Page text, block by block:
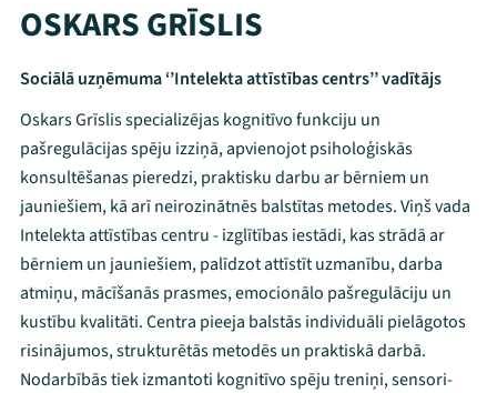
OSKARS GRĪSLIS
Sociālā uzņēmuma ‘’Intelekta attīstības centrs’’ vadītājs
Oskars Grīslis specializējas kognitīvo funkciju un
pašregulācijas spēju izziņā, apvienojot psiholoģiskās
konsultēšanas pieredzi, praktisku darbu ar bērniem un
jauniešiem, kā arī neirozinātnēs balstītas metodes. Viņš vada
Intelekta attīstības centru - izglītības iestādi, kas strādā ar
bērniem un jauniešiem, palīdzot attīstīt uzmanību, darba
atmiņu, mācīšanās prasmes, emocionālo pašregulāciju un
kustību kvalitāti. Centra pieeja balstās individuāli pielāgotos
risinājumos, strukturētās metodēs un praktiskā darbā.
Nodarbībās tiek izmantoti kognitīvo spēju treniņi, sensori-